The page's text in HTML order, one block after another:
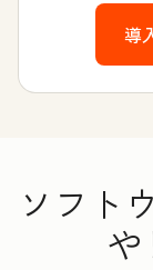
導
ソフト